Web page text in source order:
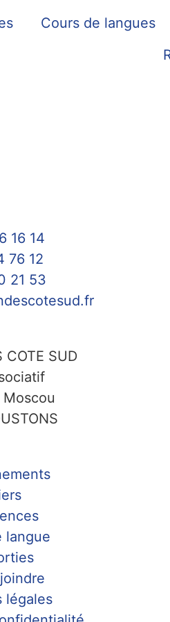
Cours de langues
16 14
76 12
21 53
COTE SUD
langue
légales